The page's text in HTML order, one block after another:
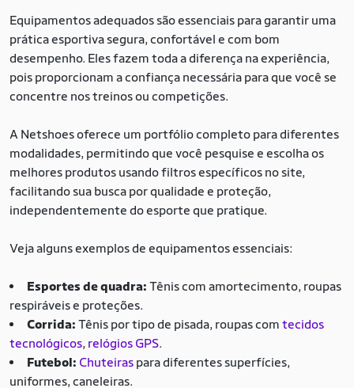
Equipamentos adequados são essenciais para garantir uma
prática esportiva segura, confortável e com bom
desempenho. Eles fazem toda a diferença na experiência,
pois proporcionam a confiança necessária para que você se
concentre nos treinos ou competições.
A Netshoes oferece um portfólio completo para diferentes
modalidades, permitindo que você pesquise e escolha os
melhores produtos usando filtros específicos no site,
facilitando sua busca por qualidade e proteção,
independentemente do esporte que pratique.
Veja alguns exemplos de equipamentos essenciais:
Esportes de quadra: Tênis com amortecimento, roupas
respiráveis e proteções.
Corrida: Tênis por tipo de pisada, roupas com tecidos
tecnológicos, relógios GPS.
Futebol: Chuteiras para diferentes superfícies,
uniformes, caneleiras.